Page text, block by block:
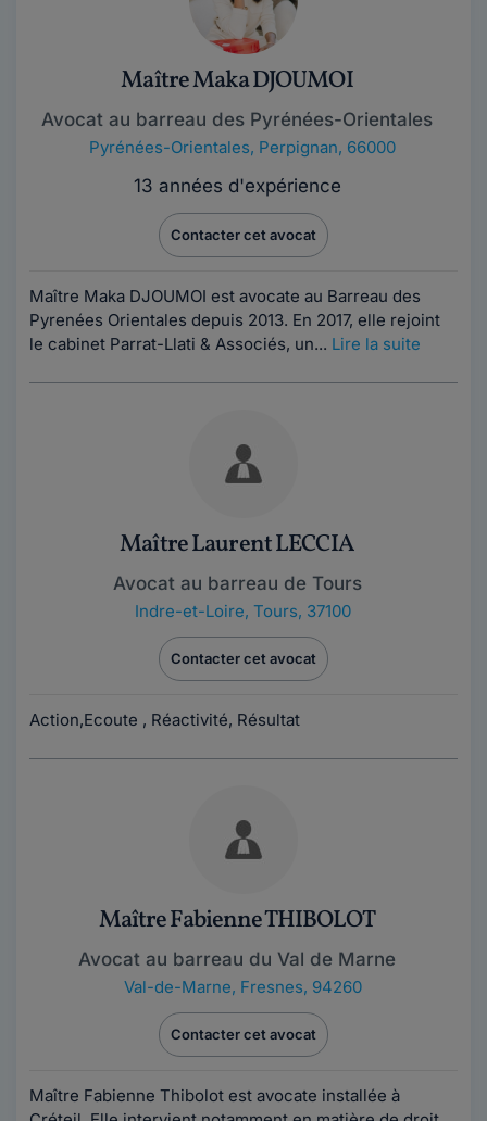
Maître Maka DJOUMOI
Avocat au barreau des Pyrénées-Orientales
Pyrénées-Orientales, Perpignan, 66000
13 années d'expérience
Contacter cet avocat
Maître Maka DJOUMOI est avocate au Barreau des
Pyrenées Orientales depuis 2013. En 2017, elle rejoint
le cabinet Parrat-Llati & Associés, un... Lire la suite
Maître Laurent LECCIA
Avocat au barreau de Tours
Indre-et-Loire, Tours, 37100
Contacter cet avocat
Action,Ecoute , Réactivité, Résultat
Maître Fabienne THIBOLOT
Avocat au barreau du Val de Marne
Val-de-Marne, Fresnes, 94260
Contacter cet avocat
Maître Fabienne Thibolot est avocate installée à